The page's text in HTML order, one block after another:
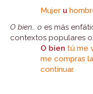
Mujer u
O bien… o es más
contextos populares
O bien tú me
me compras
continuar.